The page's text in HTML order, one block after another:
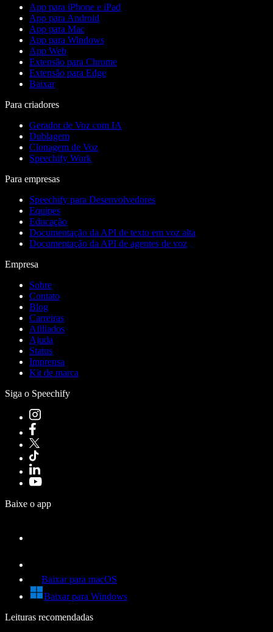
App para iPhone e iPad
App para Android
App para Mac
App para Windows
App Web
Extensão para Chrome
Extensão para Edge
Baixar
Para criadores
Gerador de Voz com IA
Dublagem
Clonagem de Voz
Speechify Work
Para empresas
Speechify para Desenvolvedores
Equipes
Educação
Documentação da API de texto em voz alta
Documentação da API de agentes de voz
Empresa
Sobre
Contato
Blog
Carreiras
Afiliados
Ajuda
Status
Imprensa
Kit de marca
Siga o Speechify
Baixe o app
Baixar para macOS
Baixar para Windows
Leituras recomendadas